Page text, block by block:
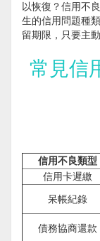
以恢復？信用不
生的信用問題種
留期限，只要主
常見信
信用不良類型
信用卡遲繳
呆帳紀錄
債務協商還款